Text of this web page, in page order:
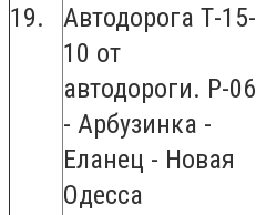
19.
Автодорога Т-15-
10 от
автодороги. Р-06
- Арбузинка -
Еланец - Новая
Одесса